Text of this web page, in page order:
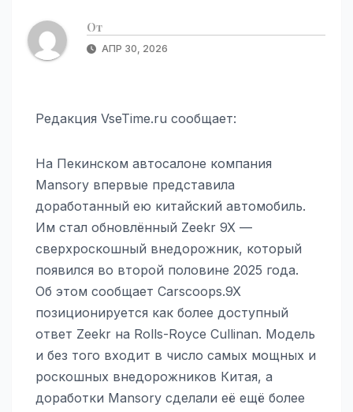
От
АПР 30, 2026
Редакция VseTime.ru сообщает:
На Пекинском автосалоне компания
Mansory впервые представила
доработанный ею китайский автомобиль.
Им стал обновлённый Zeekr 9X —
сверхроскошный внедорожник, который
появился во второй половине 2025 года.
Об этом сообщает Carscoops.9X
позиционируется как более доступный
ответ Zeekr на Rolls-Royce Cullinan. Модель
и без того входит в число самых мощных и
роскошных внедорожников Китая, а
доработки Mansory сделали её ещё более